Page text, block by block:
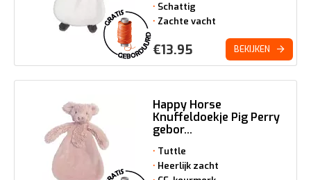
Schattig
Zachte vacht
€13.95 BEKIJKEN
Happy Horse
Knuffeldoekje Pig Perry
gebor...
Tuttle
Heerlijk zacht